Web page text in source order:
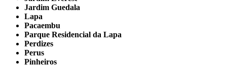
Jardim Guedala
Lapa
Pacaembu
Parque Residencial da Lapa
Perdizes
Perus
Pinheiros